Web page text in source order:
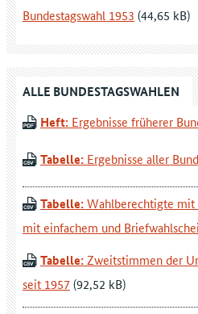
Bundestagswahl 1953
ALLE BUNDESTAGSWAHLEN
Heft: Ergebnisse früherer
Tabelle: Ergebnisse aller
Tabelle:Wahlberechtigte mit
mit einfachem und
Tabelle:Zweitstimmen der
seit 1957